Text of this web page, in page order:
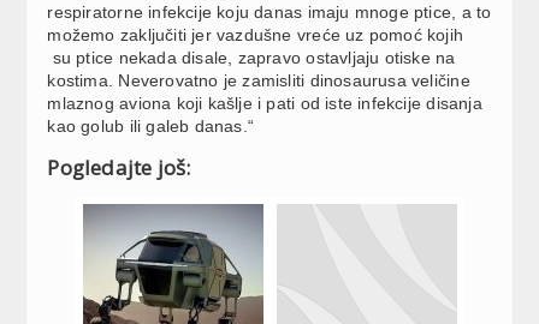
respiratorne infekcije koju danas imaju mnoge ptice, a to
možemo zaključiti jer vazdušne vreće uz pomoć kojih
su ptice nekada disale, zapravo ostavljaju otiske na
kostima. Neverovatno je zamisliti dinosaurusa veličine
mlaznog aviona koji kašlje i pati od iste infekcije disanja
kao golub ili galeb danas.“
Pogledajte još: